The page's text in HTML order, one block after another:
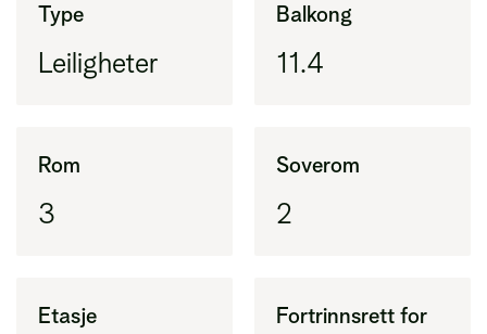
(BRA-i) pluss eksternt areal (BRA-e)
BRA-i
BRA-e
Type
Leiligheter
Balkong
11.4
Rom
3
Soverom
2
Etasje
Fortrinnsrett for